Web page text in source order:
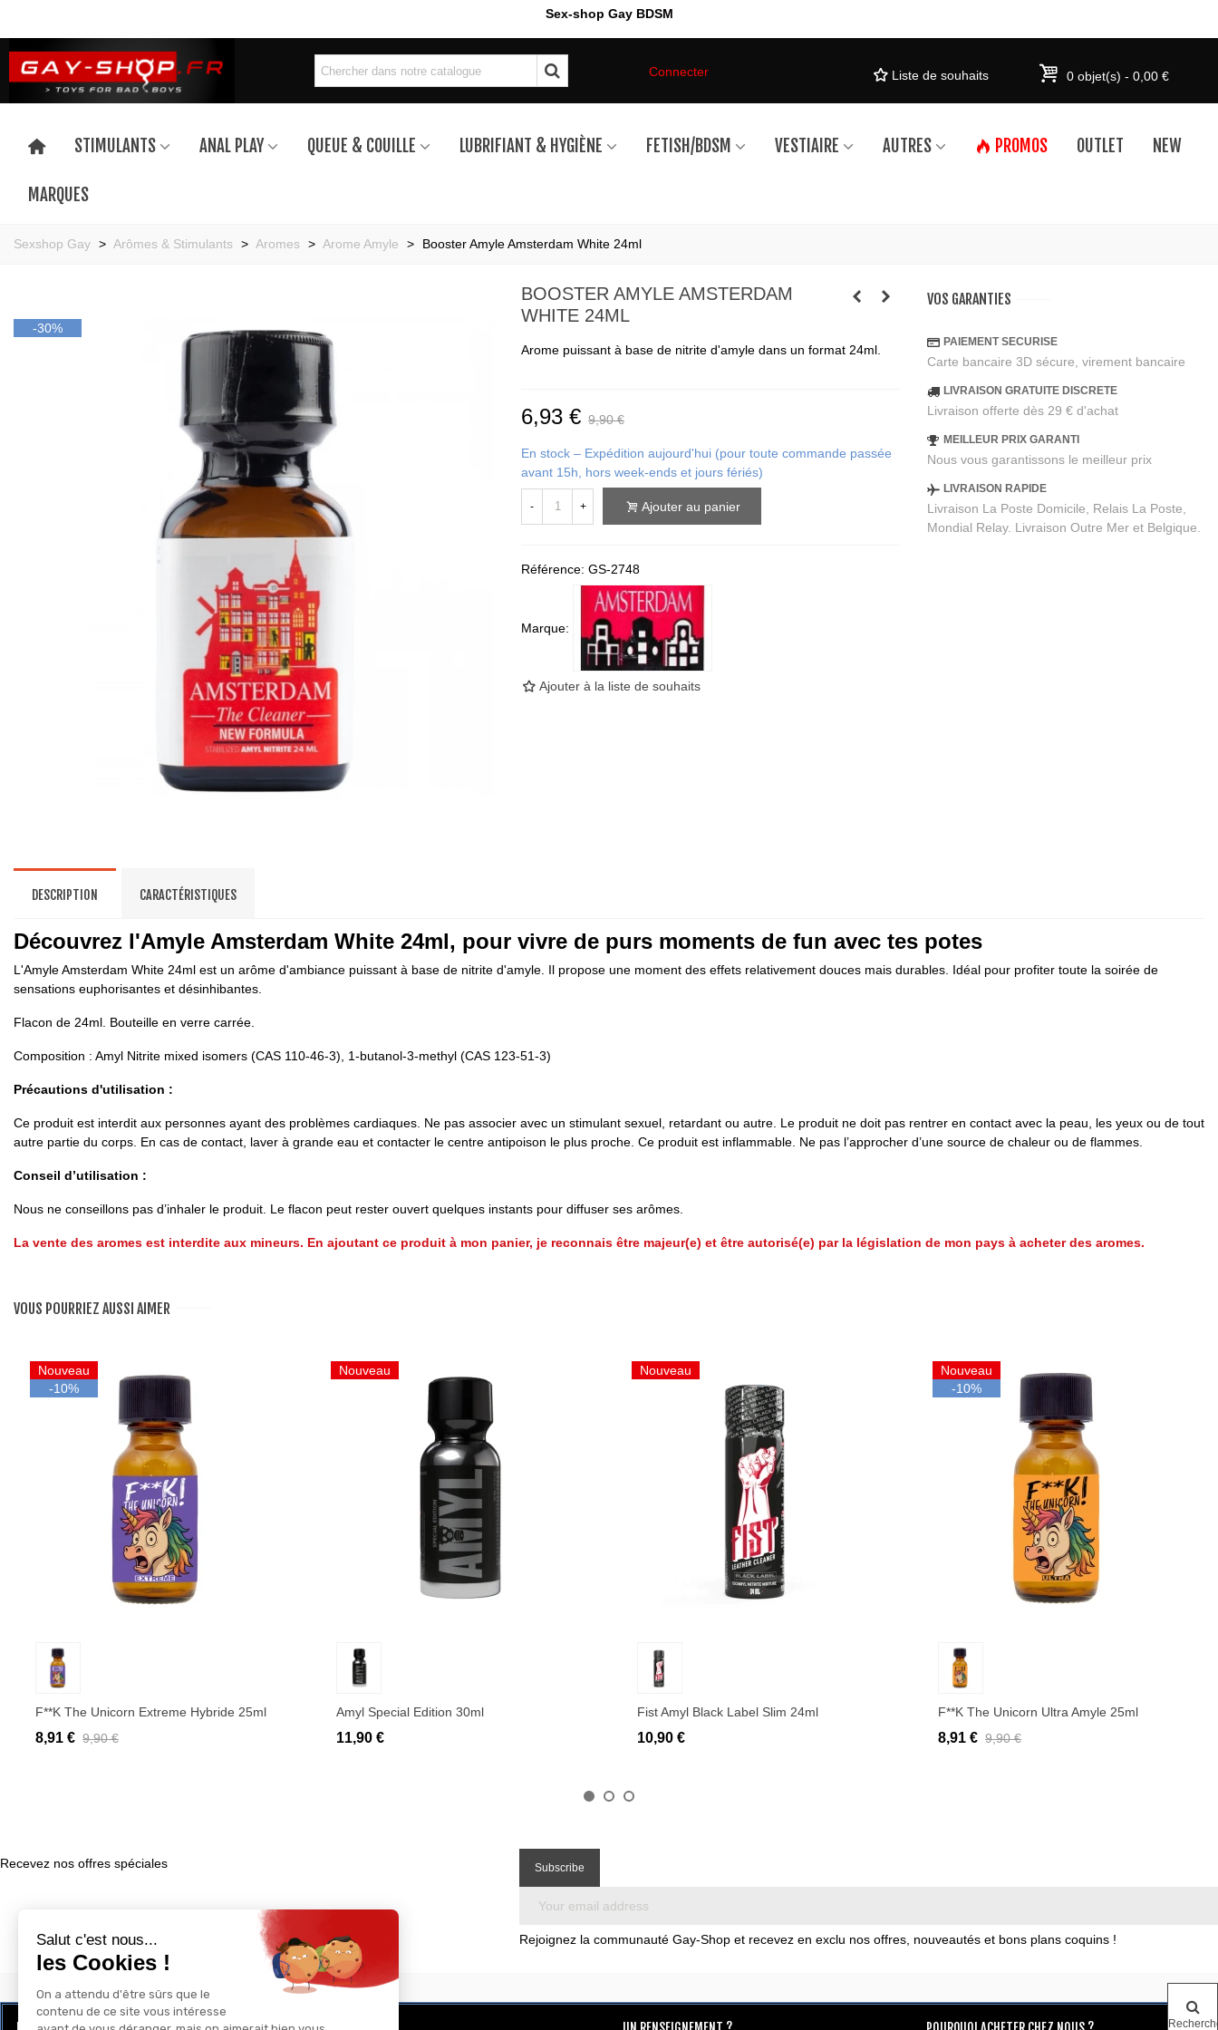
Sex-shop Gay BDSM
Connecter Liste de souhaits 0 objet(s) - 0,00 €
STIMULANTS ANAL PLAY QUEUE & COUILLE LUBRIFIANT & HYGIÈNE FETISH/BDSM VESTIAIRE AUTRES PROMOS OUTLET NEW
MARQUES
Sexshop Gay > Arômes & Stimulants > Aromes > Arome Amyle > Booster Amyle Amsterdam White 24ml
-30%
BOOSTER AMYLE AMSTERDAM
WHITE 24ML
Arome puissant à base de nitrite d'amyle dans un format 24ml.
6,93 € 9,90 €
En stock – Expédition aujourd'hui (pour toute commande passée
avant 15h, hors week-ends et jours fériés)
- + Ajouter au panier
Référence: GS-2748
Marque:
Ajouter à la liste de souhaits
VOS GARANTIES
PAIEMENT SECURISE
Carte bancaire 3D sécure, virement bancaire
LIVRAISON GRATUITE DISCRETE
Livraison offerte dès 29 € d'achat
MEILLEUR PRIX GARANTI
Nous vous garantissons le meilleur prix
LIVRAISON RAPIDE
Livraison La Poste Domicile, Relais La Poste,
Mondial Relay. Livraison Outre Mer et Belgique.
DESCRIPTION CARACTÉRISTIQUES
Découvrez l'Amyle Amsterdam White 24ml, pour vivre de purs moments de fun avec tes potes
L'Amyle Amsterdam White 24ml est un arôme d'ambiance puissant à base de nitrite d'amyle. Il propose une moment des effets relativement douces mais durables. Idéal pour profiter toute la soirée de
sensations euphorisantes et désinhibantes.
Flacon de 24ml. Bouteille en verre carrée.
Composition : Amyl Nitrite mixed isomers (CAS 110-46-3), 1-butanol-3-methyl (CAS 123-51-3)
Précautions d'utilisation :
Ce produit est interdit aux personnes ayant des problèmes cardiaques. Ne pas associer avec un stimulant sexuel, retardant ou autre. Le produit ne doit pas rentrer en contact avec la peau, les yeux ou de tout
autre partie du corps. En cas de contact, laver à grande eau et contacter le centre antipoison le plus proche. Ce produit est inflammable. Ne pas l’approcher d’une source de chaleur ou de flammes.
Conseil d’utilisation :
Nous ne conseillons pas d’inhaler le produit. Le flacon peut rester ouvert quelques instants pour diffuser ses arômes.
La vente des aromes est interdite aux mineurs. En ajoutant ce produit à mon panier, je reconnais être majeur(e) et être autorisé(e) par la législation de mon pays à acheter des aromes.
VOUS POURRIEZ AUSSI AIMER
Nouveau
-10%
F**k The Unicorn Extreme Hybride 25ml
8,91 € 9,90 €
Nouveau
Amyl Special Edition 30ml
11,90 €
Nouveau
Fist Amyl Black Label Slim 24ml
10,90 €
Nouveau
-10%
F**k The Unicorn Ultra Amyle 25ml
8,91 € 9,90 €
Recevez nos offres spéciales
Rejoignez la communauté Gay-Shop et recevez en exclu nos offres, nouveautés et bons plans coquins !